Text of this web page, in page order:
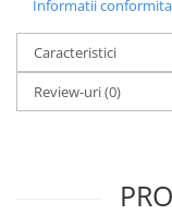
Informatii
Caracteristici
Review-uri(0)